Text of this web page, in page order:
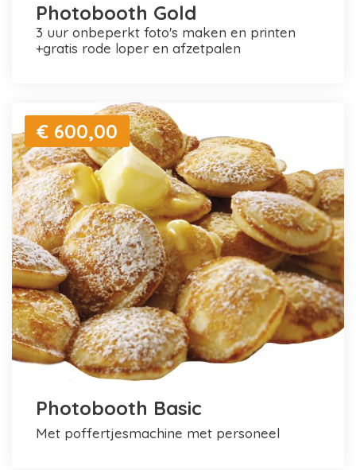
Photobooth Gold
3 uur onbeperkt foto's maken en printen
+gratis rode loper en afzetpalen
€ 600,00
Photobooth Basic
met poffertjesmachine met personeel